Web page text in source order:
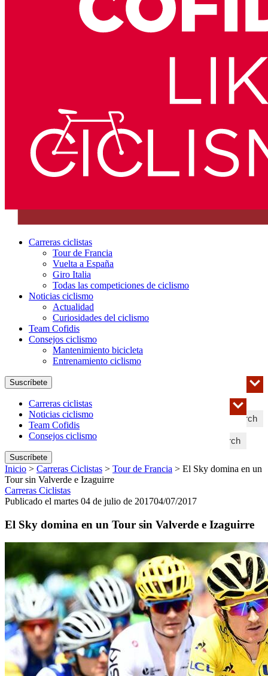
Carreras ciclistas
Tour de Francia
Vuelta a España
Giro Italia
Todas las competiciones de ciclismo
Noticias ciclismo
Actualidad
Curiosidades del ciclismo
Team Cofidis
Consejos ciclismo
Mantenimiento bicicleta
Entrenamiento ciclismo
Search
Suscríbete
Search
Carreras ciclistas
Noticias ciclismo
Team Cofidis
Consejos ciclismo
Suscríbete
Inicio > Carreras Ciclistas > Tour de Francia > El Sky domina en un
Tour sin Valverde e Izaguirre
Carreras Ciclistas
Publicado el martes 04 de julio de 201704/07/2017
El Sky domina en un Tour sin Valverde e Izaguirre